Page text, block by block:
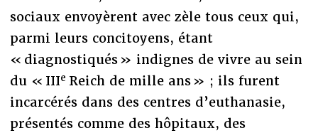
sociaux envoyèrent avec zèle tous ceux qui,
parmi leurs concitoyens, étant
« diagnostiqués » indignes de vivre au sein
du « IIIe Reich de mille ans » ; ils furent
incarcérés dans des centres d’euthanasie,
présentés comme des hôpitaux, des